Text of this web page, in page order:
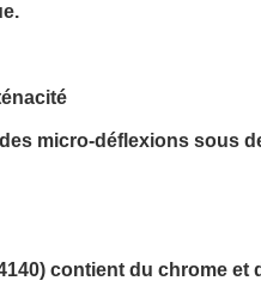
micro-déflexions sous
contient du chrome